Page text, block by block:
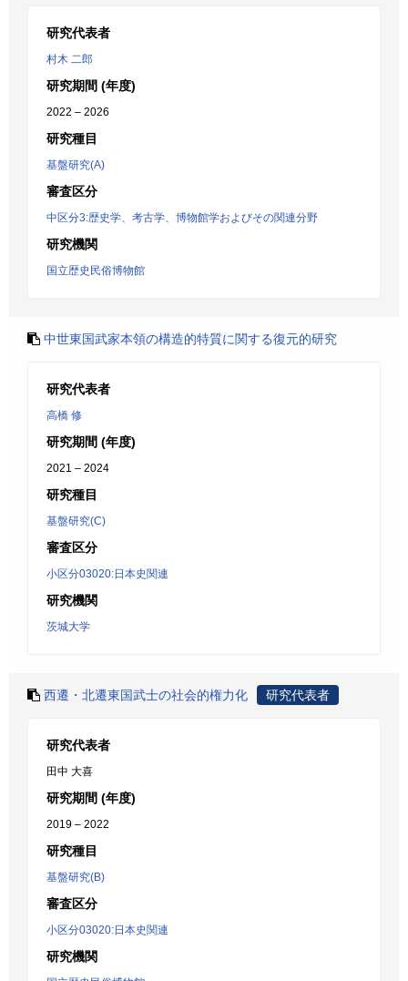
研究代表者
村木 二郎
研究期間 (年度)
2022 – 2026
研究種目
基盤研究(A)
審査区分
中区分3:歴史学、考古学、博物館学およびその関連分野
研究機関
国立歴史民俗博物館
中世東国武家本領の構造的特質に関する復元的研究
研究代表者
高橋 修
研究期間 (年度)
2021 – 2024
研究種目
基盤研究(C)
審査区分
小区分03020:日本史関連
研究機関
茨城大学
西遷・北遷東国武士の社会的権力化 研究代表者
研究代表者
田中 大喜
研究期間 (年度)
2019 – 2022
研究種目
基盤研究(B)
審査区分
小区分03020:日本史関連
研究機関